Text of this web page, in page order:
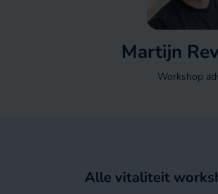
Martijn
Workshop
Alle vitaliteit